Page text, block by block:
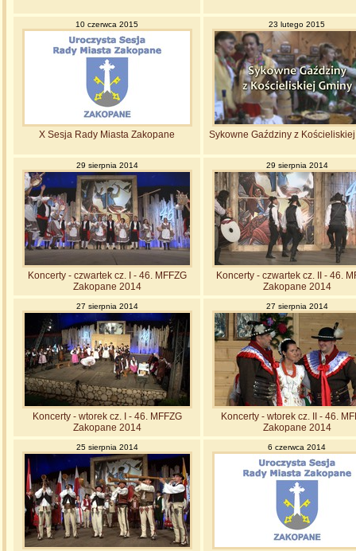
10 czerwca 2015
X Sesja Rady Miasta Zakopane
23 lutego 2015
Sykowne Gaździny z
29 sierpnia 2014
Koncerty - czwartek cz. I - 46. MFFZG
Zakopane 2014
29 sierpnia 2014
Koncerty - czwartek cz. II - 46.
Zakopane 2014
27 sierpnia 2014
Koncerty - wtorek cz. I - 46. MFFZG
Zakopane 2014
27 sierpnia 2014
Koncerty - wtorek cz. II - 46.
Zakopane 2014
25 sierpnia 2014 6 czerwca 2014